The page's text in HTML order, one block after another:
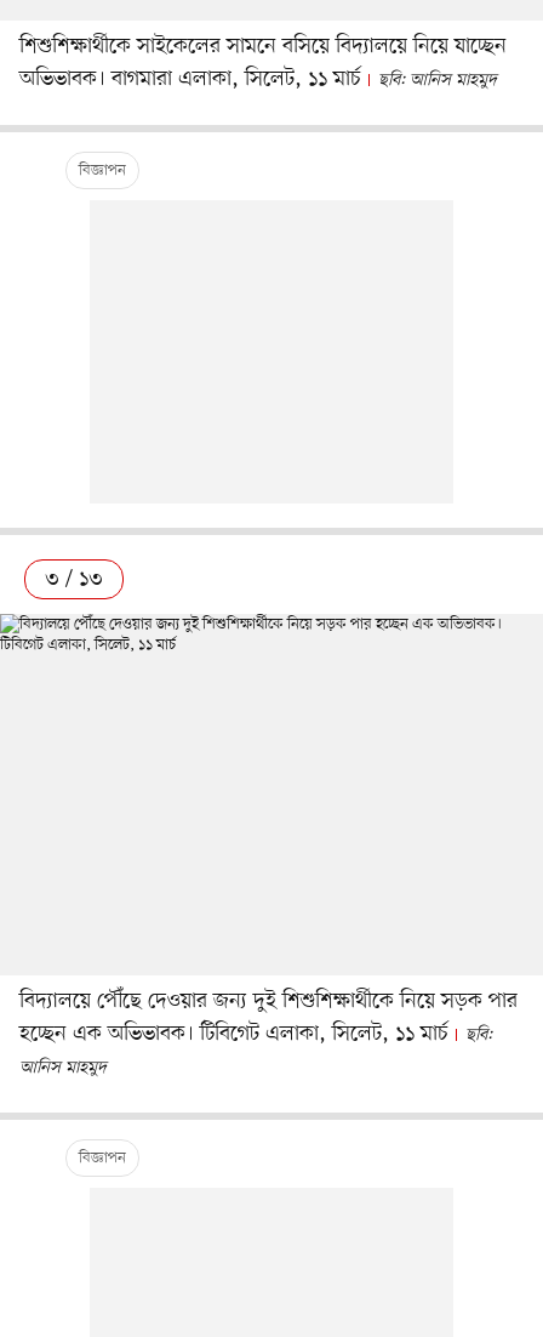
শিশুশিক্ষার্থীকে সাইকেলের সামনে বসিয়ে বিদ্যালয়ে নিয়ে যাচ্ছেন
অভিভাবক। বাগমারা এলাকা, সিলেট, ১১ মার্চ
ছবি: আনিস মাহমুদ
৩ / ১৩
বিদ্যালয়ে পৌঁছে দেওয়ার জন্য দুই শিশুশিক্ষার্থীকে নিয়ে সড়ক পার
হচ্ছেন এক অভিভাবক। টিবিগেট এলাকা, সিলেট, ১১ মার্চ
ছবি:
আনিস মাহমুদ